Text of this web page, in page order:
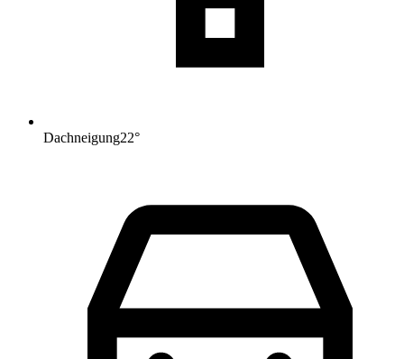
Dachneigung22°